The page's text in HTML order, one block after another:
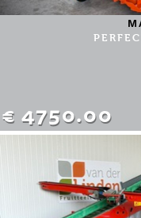
€ 4750.00